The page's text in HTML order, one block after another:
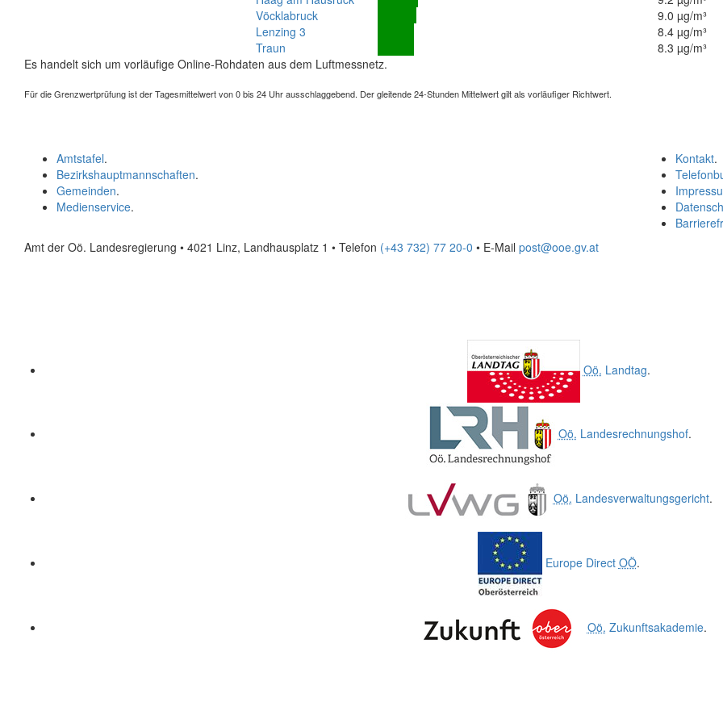
Vöcklabruck
9.0 µg/m³
Lenzing 3
8.4 µg/m³
Traun
8.3 µg/m³
Es handelt sich um vorläufige Online-Rohdaten aus dem Luftmessnetz.
Für die Grenzwertprüfung ist der Tagesmittelwert von 0 bis 24 Uhr ausschlaggebend. Der gleitende 24-Stunden Mittelwert gilt als vorläufiger Richtwert.
Kontakt.
Amtstafel.
Bezirkshauptmannschaften.
Gemeinden.
Medienservice.
Amt der Oö. Landesregierung • 4021 Linz, Landhausplatz 1 • Telefon (+43 732) 77 20-0 • E-Mail post@ooe.gv.at
Oö. Landtag.
Oö. Landesrechnungshof.
Oö. Landesverwaltungsgericht.
Europe Direct OÖ.
Oö. Zukunftsakademie.